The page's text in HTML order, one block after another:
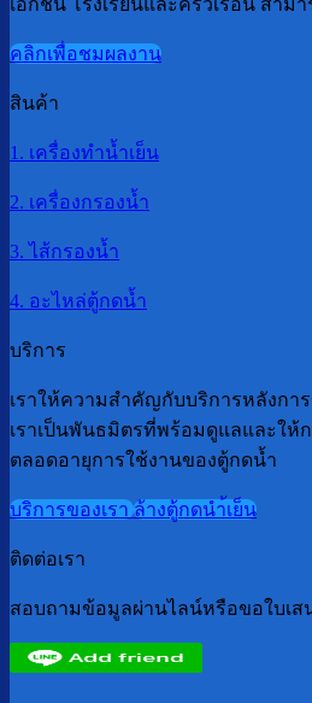
เอกชน โรงเรียนและครัวเรือน สาม
คลิกเพื่อชมผลงาน
สินค้า
1. เครื่องทำน้ำเย็น
2. เครื่องกรองน้ำ
3. ไส้กรองน้ำ
4. อะไหล่ตู้กดน้ำ
บริการ
เราให้ความสำคัญกับบริการหลังกา
เราเป็นพันธมิตรที่พร้อมดูแลและให้
ตลอดอายุการใช้งานของตู้กดน้ำ
บริการของเราล้างตู้กดนำ้เย็น
ติดต่อเรา
สอบถามข้อมูลผ่านไลน์หรือขอใบเส